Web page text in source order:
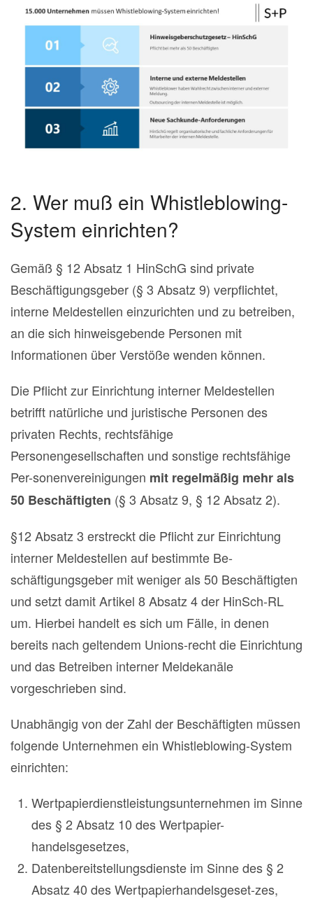
2. Wer muß ein Whistleblowing-
System einrichten?
Gemäß § 12 Absatz 1 HinSchG sind private
Beschäftigungsgeber (§ 3 Absatz 9) verpflichtet,
interne Meldestellen einzurichten und zu betreiben,
an die sich hinweisgebende Personen mit
Informationen über Verstöße wenden können.
Die Pflicht zur Einrichtung interner Meldestellen
betrifft natürliche und juristische Personen des
privaten Rechts, rechtsfähige
Personengesellschaften und sonstige rechtsfähige
Per-sonenvereinigungen mit regelmäßig mehr als
50 Beschäftigten (§ 3 Absatz 9, § 12 Absatz 2).
§12 Absatz 3 erstreckt die Pflicht zur Einrichtung
interner Meldestellen auf bestimmte Be-
schäftigungsgeber mit weniger als 50 Beschäftigten
und setzt damit Artikel 8 Absatz 4 der HinSch-RL
um. Hierbei handelt es sich um Fälle, in denen
bereits nach geltendem Unions-recht die Einrichtung
und das Betreiben interner Meldekanäle
vorgeschrieben sind.
Unabhängig von der Zahl der Beschäftigten müssen
folgende Unternehmen ein Whistleblowing-System
einrichten:
Wertpapierdienstleistungsunternehmen im Sinne
des § 2 Absatz 10 des Wertpapier-
handelsgesetzes,
Datenbereitstellungsdienste im Sinne des § 2
Absatz 40 des Wertpapierhandelsgeset-zes,